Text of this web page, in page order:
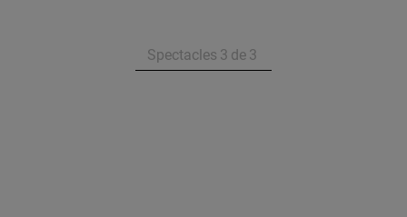
Spectacles 3 de 3